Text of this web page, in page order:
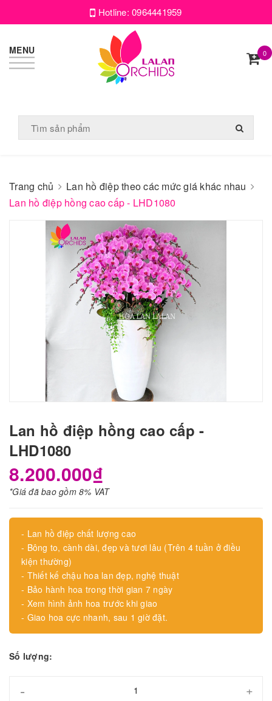
Hotline:0964441959
MENU 0
Trang chủ
Lan hồ điệp theo các mức giá khác nhau
Lan hồ điệp hồng cao cấp - LHD1080
Lan hồ điệp hồng cao cấp -
LHD1080
8.200.000₫
*Giá đã bao gồm 8% VAT
- Lan hồ điệp chất lượng cao
- Bông to, cành dài, đẹp và tươi lâu (Trên 4 tuần ở điều
kiện thường)
- Thiết kế chậu hoa lan đẹp, nghệ thuật
- Bảo hành hoa trong thời gian 7 ngày
- Xem hình ảnh hoa trước khi giao
- Giao hoa cực nhanh, sau 1 giờ đặt.
Số lượng:
- +